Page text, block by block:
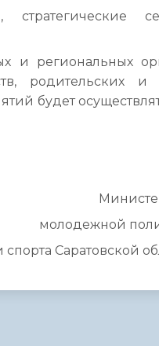
и региональных
родительских и
будет
молодежной
спорта Саратовской